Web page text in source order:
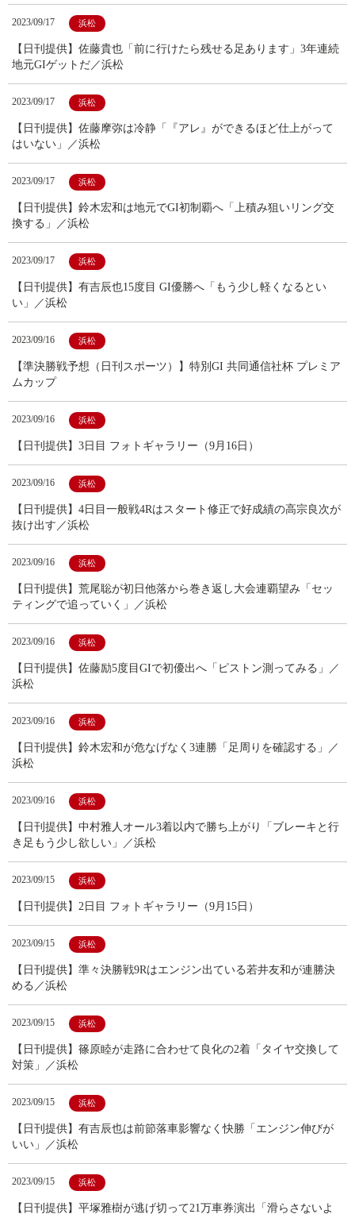
2023/09/17 浜松
【日刊提供】佐藤貴也「前に行けたら残せる足あります」3年連続
地元GIゲットだ／浜松
2023/09/17 浜松
【日刊提供】佐藤摩弥は冷静「『アレ』ができるほど仕上がって
はいない」／浜松
2023/09/17 浜松
【日刊提供】鈴木宏和は地元でGI初制覇へ「上積み狙いリング交
換する」／浜松
2023/09/17 浜松
【日刊提供】有吉辰也15度目 GI優勝へ「もう少し軽くなるとい
い」／浜松
2023/09/16 浜松
【準決勝戦予想（日刊スポーツ）】特別GI 共同通信社杯 プレミア
ムカップ
2023/09/16 浜松
【日刊提供】3日目 フォトギャラリー（9月16日）
2023/09/16 浜松
【日刊提供】4日目一般戦4Rはスタート修正で好成績の高宗良次が
抜け出す／浜松
2023/09/16 浜松
【日刊提供】荒尾聡が初日他落から巻き返し大会連覇望み「セッ
ティングで追っていく」／浜松
2023/09/16 浜松
【日刊提供】佐藤励5度目GIで初優出へ「ピストン測ってみる」／
浜松
2023/09/16 浜松
【日刊提供】鈴木宏和が危なげなく3連勝「足周りを確認する」／
浜松
2023/09/16 浜松
【日刊提供】中村雅人オール3着以内で勝ち上がり「ブレーキと行
き足もう少し欲しい」／浜松
2023/09/15 浜松
【日刊提供】2日目 フォトギャラリー（9月15日）
2023/09/15 浜松
【日刊提供】準々決勝戦9Rはエンジン出ている若井友和が連勝決
める／浜松
2023/09/15 浜松
【日刊提供】篠原睦が走路に合わせて良化の2着「タイヤ交換して
対策」／浜松
2023/09/15 浜松
【日刊提供】有吉辰也は前節落車影響なく快勝「エンジン伸びが
いい」／浜松
2023/09/15 浜松
【日刊提供】平塚雅樹が逃げ切って21万車券演出「滑らさないよ